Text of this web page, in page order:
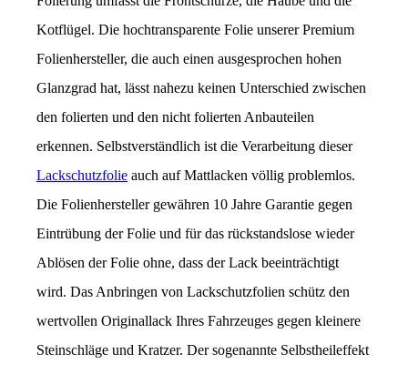
Kotflügel. Die hochtransparente Folie unserer Premium
Folienhersteller, die auch einen ausgesprochen hohen
Glanzgrad hat, lässt nahezu keinen Unterschied zwischen
den folierten und den nicht folierten Anbauteilen
erkennen. Selbstverständlich ist die Verarbeitung dieser
Lackschutzfolie auch auf Mattlacken völlig problemlos.
Die Folienhersteller gewähren 10 Jahre Garantie gegen
Eintrübung der Folie und für das rückstandslose wieder
Ablösen der Folie ohne, dass der Lack beeinträchtigt
wird. Das Anbringen von Lackschutzfolien schütz den
wertvollen Originallack Ihres Fahrzeuges gegen kleinere
Steinschläge und Kratzer. Der sogenannte Selbstheileffekt